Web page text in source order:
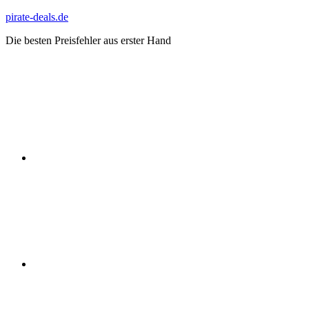
Zum
springen
pirate-deals.de
Die besten Preisfehler aus erster Hand